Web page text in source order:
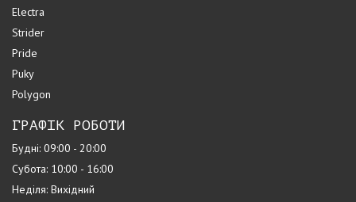
Electra
Strider
Pride
Puky
Polygon
ГРАФІК РОБОТИ
Будні: 09:00 - 20:00
Субота: 10:00 - 16:00
Неділя: Вихідний